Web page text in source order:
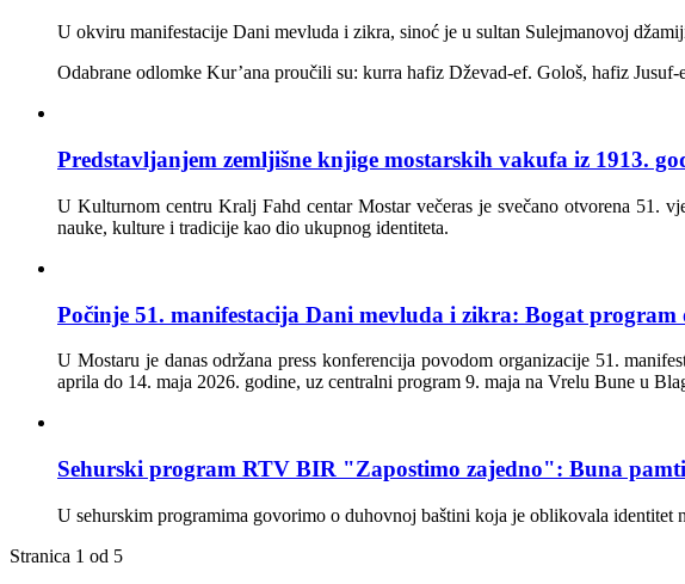
U okviru manifestacije Dani mevluda i zikra, sinoć je u sultan Sulejmanovoj
Odabrane odlomke Kur’ana proučili su: kurra hafiz Dževad-ef. Gološ, hafiz Jusuf-
Predstavljanjem zemljišne knjige mostarskih vakufa iz 1913.
U Kulturnom centru Kralj Fahd centar Mostar večeras je svečano otvorena 51.
nauke, kulture i tradicije kao dio ukupnog identiteta.
Počinje 51. manifestacija Dani mevluda i zikra: Bogat
U Mostaru je danas održana press konferencija povodom organizacije 51.
aprila do 14. maja 2026. godine, uz centralni program 9. maja na Vrelu Bune u
Sehurski program RTV BIR "Zapostimo zajedno": Buna
U sehurskim programima govorimo o duhovnoj baštini koja je oblikovala identitet
Stranica 1 od 5